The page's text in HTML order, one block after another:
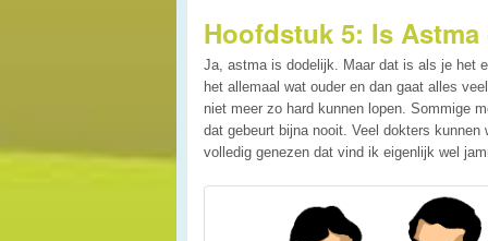
Hoofdstuk 5: Is
Ja, astma is dodelijk. Maar dat is als je het
het allemaal wat ouder en dan gaat alles
niet meer zo hard kunnen lopen. Sommige
dat gebeurt bijna nooit. Veel dokters
volledig genezen dat vind ik eigenlijk wel